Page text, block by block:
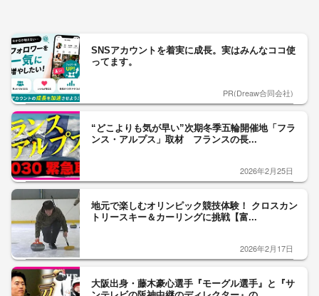
SNSアカウントを着実に成長。実はみんなココ使
ってます。
PR(Dreaw合同会社)
“どこよりも気が早い”次期冬季五輪開催地「フラ
ンス・アルプス」取材 フランスの長...
2026年2月25日
地元で楽しむオリンピック競技体験！ クロスカン
トリースキー＆カーリングに挑戦【富...
2026年2月17日
大阪出身・藤木豪心選手『モーグル選手』と『サ